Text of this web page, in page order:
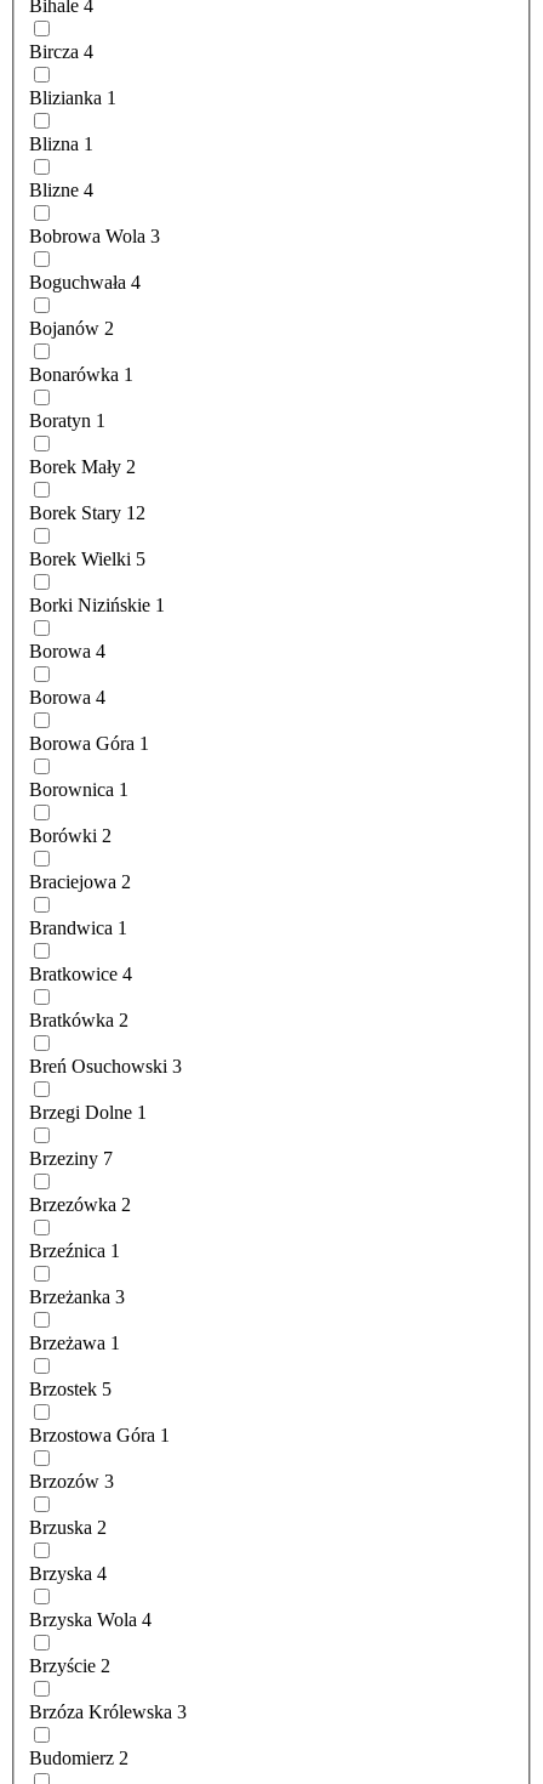
Bihale 4
Bircza 4
Blizianka 1
Blizna 1
Blizne 4
Bobrowa Wola 3
Boguchwała 4
Bojanów 2
Bonarówka 1
Boratyn 1
Borek Mały 2
Borek Stary 12
Borek Wielki 5
Borki Nizińskie 1
Borowa 4
Borowa 4
Borowa Góra 1
Borownica 1
Borówki 2
Braciejowa 2
Brandwica 1
Bratkowice 4
Bratkówka 2
Breń Osuchowski 3
Brzegi Dolne 1
Brzeziny 7
Brzezówka 2
Brzeźnica 1
Brzeżanka 3
Brzeżawa 1
Brzostek 5
Brzostowa Góra 1
Brzozów 3
Brzuska 2
Brzyska 4
Brzyska Wola 4
Brzyście 2
Brzóza Królewska 3
Budomierz 2